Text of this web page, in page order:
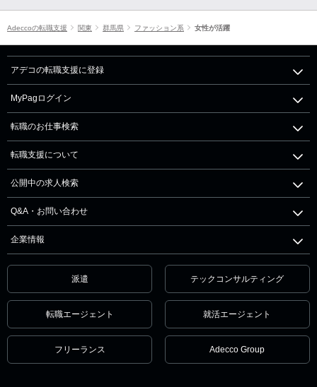
Adeccoの転職支援 関東 群馬県 ファッション系 女性が活躍
アデコの転職支援に登録
MyPagログイン
転職のお仕事検索
転職支援について
公開中の求人検索
Q&A・お問い合わせ
企業情報
派遣 テックコンサルティング
転職エージェント 就活エージェント
フリーランス Adecco Group